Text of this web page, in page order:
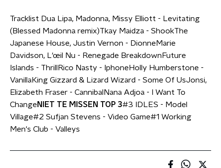
Tracklist Dua Lipa, Madonna, Missy Elliott - Levitating
(Blessed Madonna remix)Tkay Maidza - ShookThe
Japanese House, Justin Vernon - DionneMarie
Davidson, L'œil Nu - Renegade BreakdownFuture
Islands - ThrillRico Nasty - IphoneHolly Humberstone -
VanillaKing Gizzard & Lizard Wizard - Some Of UsJonsi,
Elizabeth Fraser - CannibalNana Adjoa - I Want To
ChangeNIET TE MISSEN TOP 3#3 IDLES - Model
Village#2 Sufjan Stevens - Video Game#1 Working
Men's Club - Valleys